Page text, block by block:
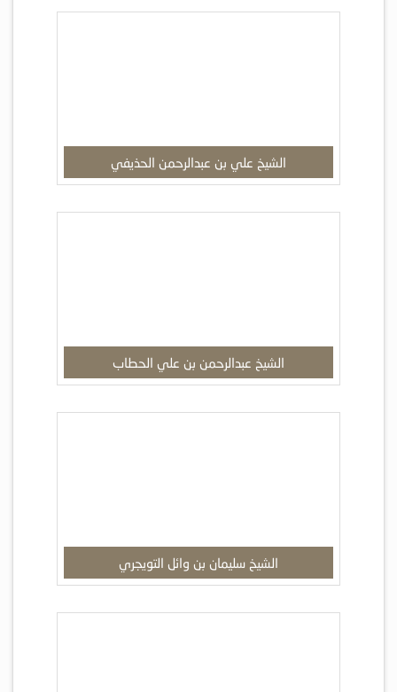
الشيخ علي بن عبدالرحمن الحذيفي
الشيخ عبدالرحمن بن علي الحطاب
الشيخ سليمان بن وائل التويجري